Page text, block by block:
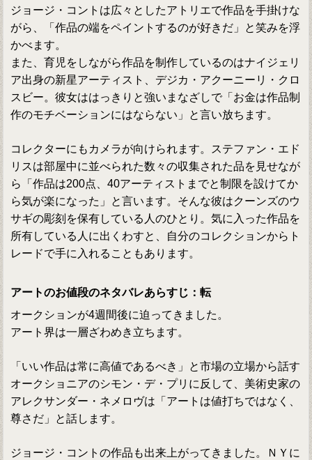
ジョージ・コントは広々としたアトリエで作品を手掛けな
がら、「作品の端をペイントするのが好きだ」と笑みを浮
かべます。
また、育児をしながら作品を制作しているのはナイジェリ
ア出身の新星アーティスト、デジカ・アクーニーリ・クロ
スビー。彼女ははっきりと強いまなざしで「お金は作品制
作のモチベーションにはならない」と言い放ちます。
コレクターにもカメラが向けられます。ステファン・エド
リスは部屋中に並べられた数々の収集された品を見せなが
ら「作品は200点、40アーティストまでと制限を設けてか
ら気が楽になった」と言います。そんな彼はクーンズのウ
サギの彫刻を保有している人のひとり。気に入った作品を
所有している人に出くわすと、自分のコレクションからト
レードで手に入れることもあります。
アートのお値段のネタバレあらすじ：転
オークションが4週間後に迫ってきました。
アート界は一層ざわめき立ちます。
「いい作品は常に高値であるべき」と市場の立場から話す
オークショニアのシモン・デ・プリに反して、美術史家の
アレクサンダー・ネメロヴは「アートは値打ちではなく、
尊さだ」と話します。
ジョージ・コントの作品も出来上がってきました。ＮＹに